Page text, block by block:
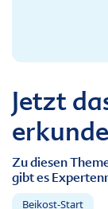
Jetzt
Zu diesen
gibt es
Beikost-Start